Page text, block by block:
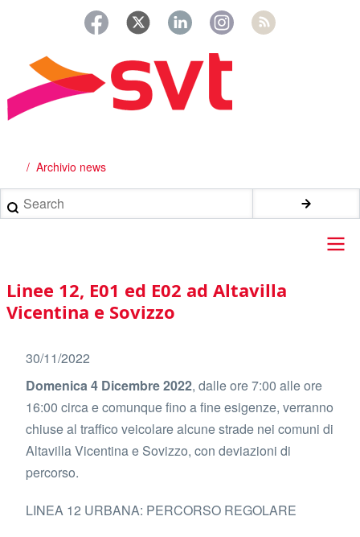
principale
Briciole
di
pane
Archivio news
Search
Main
navigation
Linee 12, E01 ed E02 ad Altavilla
Vicentina e Sovizzo
30/11/2022
Domenica 4 Dicembre 2022, dalle ore 7:00 alle ore
16:00 circa e comunque fino a fine esigenze, verranno
chiuse al traffico veicolare alcune strade nei comuni di
Altavilla Vicentina e Sovizzo, con deviazioni di
percorso.
LINEA 12 URBANA: PERCORSO REGOLARE